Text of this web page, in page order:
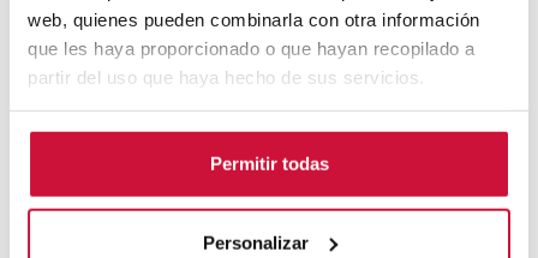
web, quienes pueden combinarla con otra información
que les haya proporcionado o que hayan recopilado a
partir del uso que haya hecho de sus servicios.
Permitir todas
Personalizar
VER PROGRAMA
Máster en Finanzas en